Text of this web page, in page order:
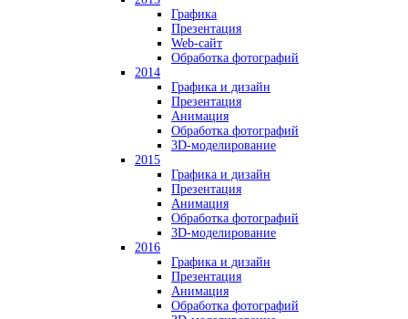
Графика
Презентация
Web-сайт
Обработка фотографий
2014
Графика и дизайн
Презентация
Анимация
Обработка фотографий
3D-моделирование
2015
Графика и дизайн
Презентация
Анимация
Обработка фотографий
3D-моделирование
2016
Графика и дизайн
Презентация
Анимация
Обработка фотографий